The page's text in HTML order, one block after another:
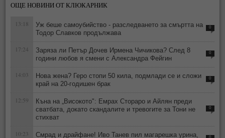
ОЩЕ НОВИНИ ОТ КЛЮКАРНИК
13:18
Уж беше самоубийство - разследването за смъртта на
Тодор Славков продължава
0
17:24
Заряза ли Петър Дочев Ирмена Чичикова? След 8
години любов я смени с Александра Фейгин
0
14:03
Нова жена? Геро стопи 50 кила, подмлади се и сложи
край на 20-годишен брак
0
12:59
Къна на „Високото": Емрах Стораро и Айлян преди
сватбата, докато скандалите и тревогите за Тони не
стихват
0
10:23 Смрад и драйфане! Иво Танев пил магарешка урина,